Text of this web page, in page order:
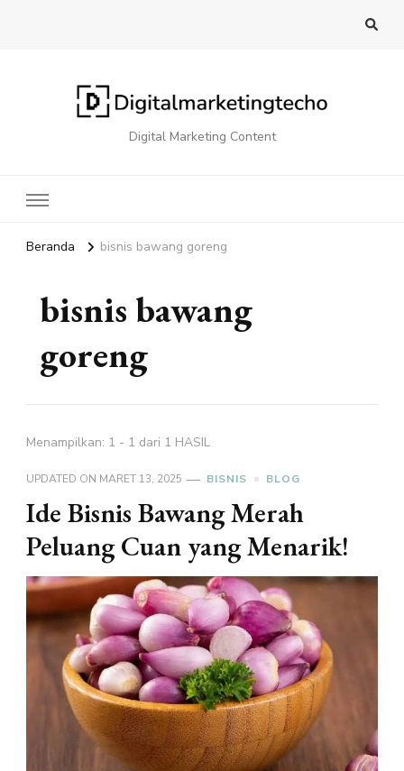
Digital Marketing Content
Beranda bisnis bawang goreng
bisnis bawang
goreng
Menampilkan: 1 - 1 dari 1 HASIL
UPDATED ON MARET 13, 2025 BISNIS BLOG
Ide Bisnis Bawang Merah
Peluang Cuan yang Menarik!